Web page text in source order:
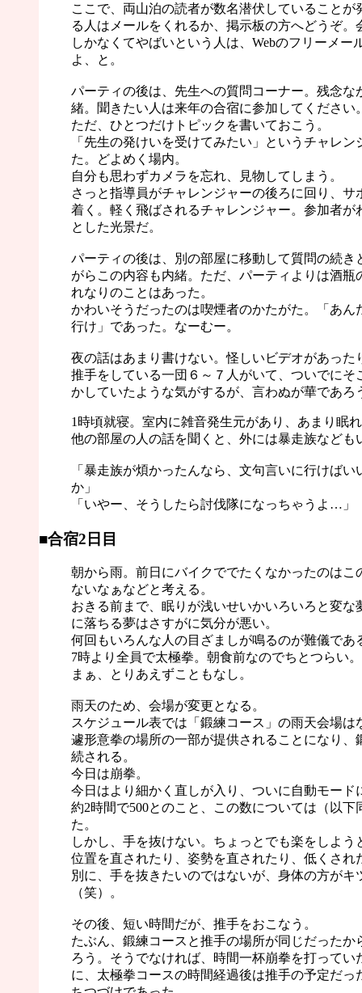
ここで、両山泊の読者が数名潜伏していることが
る人はメールをくれるか、掲示板の方へどうぞ。
しかなくてやばいという人は、Webのフリーメー
よ、と。
パーティの後は、先生への質問コーナー。残念な
緒。聞きたい人は来年の合宿に参加してください
ただ、ひとつだけトピックを書いておこう。
「先生の発けいを受けてみたい」というチャレン
た。どよめく場内。
自分も思わずカメラを忘れ、見物してしまう。
さっと指導員がチャレンジャーの後ろに回り、サ
着く。軽く飛ばされるチャレンジャー。参加者が
とした光景だ。
パーティの後は、別の部屋に移動して質問の続き
がらこの内容も内緒。ただ、パーティよりは酒瓶
れなりのことはあった。
かわいそうだったのは喫煙者のかたがた。「あん
行け」であった。なーむー。
夜の話はあまり書けない。怪しいビデオがあった
推手をしている一団６～７人がいて、ついでにそ
かしていたような気がするが、言わぬが華であろ
1時頃就寝。室内に雑音発生元があり、あまり眠
他の部屋の人の話を聞くと、外には暴走族なども
「暴走族が煩かったんなら、文句言いに行けばい
か」
「いやー、そうしたら討伐隊になっちゃうよ…」
■合宿2日目
朝から雨。前日にバイクででたくなかったのはこ
ないなぁなどと考える。
おきる前まで、眠りが浅いせいかいろいろと変な
に落ちる夢はさすがに気分が悪い。
何回もいろんな人の目ざましが鳴るのが難儀であ
7時より全員で太極拳。朝食前なのでちとつらい。
まぁ、とりあえずこともなし。
雨天のため、会場が変更となる。
スケジュール表では「鍛練コース」の雨天会場は
遽形意拳の場所の一部が提供されることになり、
続される。
今日は崩拳。
今日はより細かく直しが入り、ついに自動モード
約2時間で500とのこと、この数については（以下
た。
しかし、手を抜けない。ちょっとでも楽をしよう
位置を直されたり、姿勢を直されたり、低くされ
別に、手を抜きたいのではないが、身体の方がキ
（笑）。
その後、短い時間だが、推手をおこなう。
たぶん、鍛練コースと推手の場所が同じだったか
ろう。そうでなければ、時間一杯崩拳を打ってい
に、太極拳コースの時間経過後は推手の予定だっ